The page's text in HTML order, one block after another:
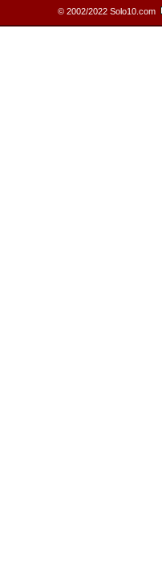
© 2002/2022 Solo10.com